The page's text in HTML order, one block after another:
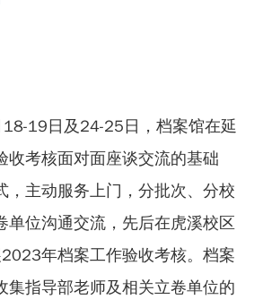
19日及24-25日，档案馆在延
收考核面对面座谈交流的基础
，主动服务上门，分批次、分校
单位沟通交流，先后在虎溪校区
年档案工作验收考核。档案
集指导部老师及相关立卷单位的